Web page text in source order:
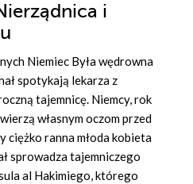
i
Niemiec Była wędrowna
spotykają lekarza z
tajemnicę. Niemcy, rok
własnym oczom przed
ciężko ranna młoda kobieta
sprowadza tajemniczego
al Hakimiego, którego